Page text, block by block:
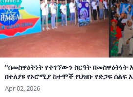
"በመስዋዕትነት የተገኘውን ስርዓት
በተለያዩ የኦሮሚያ ከተሞች የህዝቡ የድጋፍ ሰልፍ
Apr 02, 2026